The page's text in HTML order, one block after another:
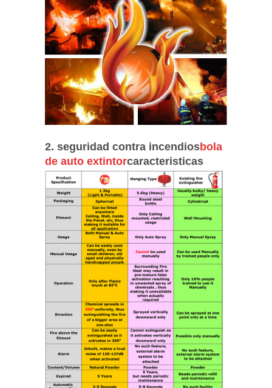
2. seguridad contra incendiosbola
de auto extintorcaracteristicas